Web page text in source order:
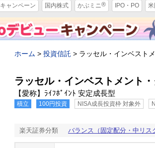
キャンペーン 国内株式 かぶミニ® IPO・PO
ホーム > 投資信託 > ラッセル・インベスト
ラッセル・インベストメント
【愛称】ﾗｲﾌﾎﾟｲﾝﾄ 安定成長型
積立 100円投資 NISA成長投資枠 対象外
楽天証券分類 バランス（固定配分・中リス